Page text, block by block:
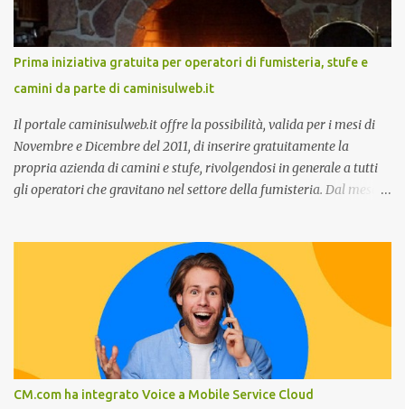
Customer care omnicanale: come incontrare le aspettative dei
clienti ”. I punti che verranno affrontati sono il Customer care, lo
stato dell’arte e i punti di miglioramento, quali i molteplici canali di
comunicazione e quali utilizzare in ottica di miglioramento, le
previsioni da oggi al 2030 su come rispondere alle aspettative del
c...
Prima iniziativa gratuita per operatori di fumisteria, stufe e
camini da parte di caminisulweb.it
Il portale caminisulweb.it offre la possibilità, valida per i mesi di
Novembre e Dicembre del 2011, di inserire gratuitamente la
propria azienda di camini e stufe, rivolgendosi in generale a tutti
gli operatori che gravitano nel settore della fumisteria. Dal mese di
impianti di riscaldamento, stufe e camini, e fumisteria in generale
offre la registrazione gratuita a vantaggio di tutte le aziende
operanti nel settore. E’ possibile infatti all’interno del sito inserire
gratuitamente i propri dati aziendali, indirizzi, recapiti, recensione
(che verrà corretta, migliorata e modificata all’occorrenza da
redattori specializzati), immagini dei prodotti e fino a un massimo
di 5 servizi e prodotti specificandone uno o più principali. Le
CM.com ha integrato Voice a Mobile Service Cloud